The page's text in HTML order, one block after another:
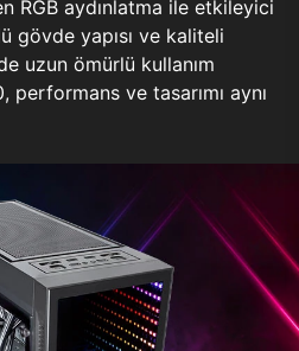
RGB aydınlatma ile etkileyici
gövde yapısı ve kaliteli
uzun ömürlü kullanım
ve tasarımı aynı